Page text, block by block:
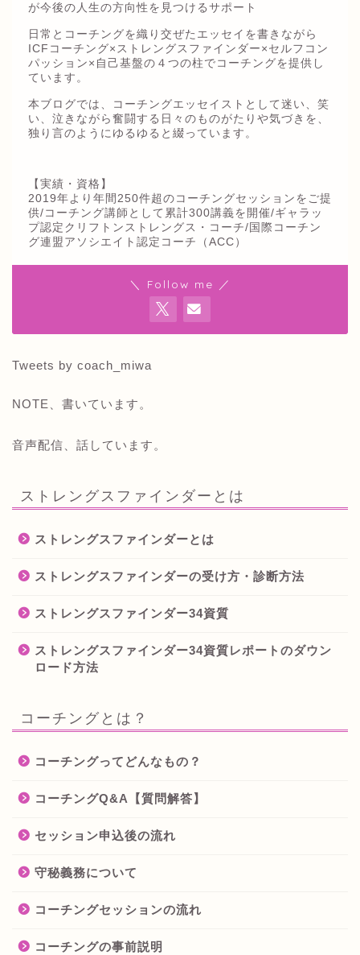
が今後の人生の方向性を見つけるサポート
日常とコーチングを織り交ぜたエッセイを書きながら
ICFコーチング×ストレングスファインダー×セルフコン
パッション×自己基盤の４つの柱でコーチングを提供し
ています。
本ブログでは、コーチングエッセイストとして迷い、笑
い、泣きながら奮闘する日々のものがたりや気づきを、
独り言のようにゆるゆると綴っています。
【実績・資格】
2019年より年間250件超のコーチングセッションをご提
供/コーチング講師として累計300講義を開催/ギャラッ
プ認定クリフトンストレングス・コーチ/国際コーチン
グ連盟アソシエイト認定コーチ（ACC）
＼ Follow me ／
Tweets by coach_miwa
NOTE、書いています。
音声配信、話しています。
ストレングスファインダーとは
ストレングスファインダーとは
ストレングスファインダーの受け方・診断方法
ストレングスファインダー34資質
ストレングスファインダー34資質レポートのダウン
ロード方法
コーチングとは？
コーチングってどんなもの？
コーチングQ&A【質問解答】
セッション申込後の流れ
守秘義務について
コーチングセッションの流れ
コーチングの事前説明